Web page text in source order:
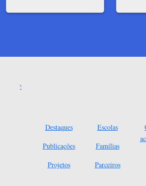
Destaques
Publicações
Projetos
Escolas
Famílias
Parceiros